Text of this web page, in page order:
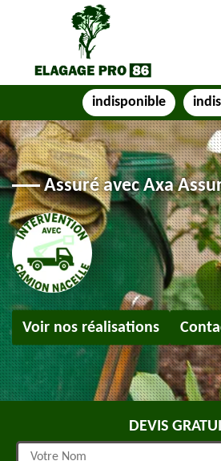
indisponible
Assuré avec Axa
Voir nos réalisations
DEVIS